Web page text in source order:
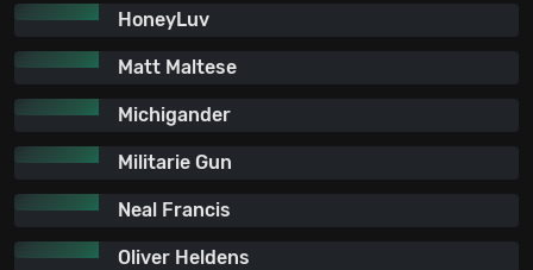
HoneyLuv
Matt Maltese
Michigander
Militarie Gun
Neal Francis
Oliver Heldens